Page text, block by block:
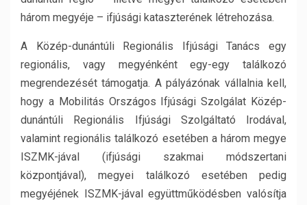
három megyéje – ifjúsági kataszterének létrehozása.
A Közép-dunántúli Regionális Ifjúsági Tanács egy
regionális, vagy megyénként egy-egy találkozó
megrendezését támogatja. A pályázónak vállalnia kell,
hogy a Mobilitás Országos Ifjúsági Szolgálat Közép-
dunántúli Regionális Ifjúsági Szolgáltató Irodával,
valamint regionális találkozó esetében a három megye
ISZMK-jával (ifjúsági szakmai módszertani
központjával), megyei találkozó esetében pedig
megyéjének ISZMK-jával együttműködésben valósítja